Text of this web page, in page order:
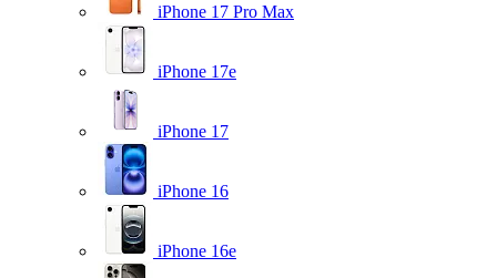
iPhone 17 Pro Max
iPhone 17e
iPhone 17
iPhone 16
iPhone 16e